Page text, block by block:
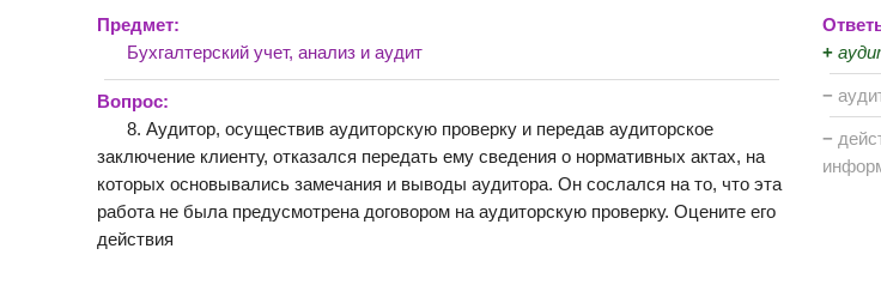
Предмет:
Бухгалтерский учет, анализ и аудит
Вопрос:
8. Аудитор, осуществив аудиторскую проверку и передав аудиторское
заключение клиенту, отказался передать ему сведения о нормативных актах, на
которых основывались замечания и выводы аудитора. Он сослался на то, что эта
работа не была предусмотрена договором на аудиторскую проверку. Оцените его
действия
+
−
−